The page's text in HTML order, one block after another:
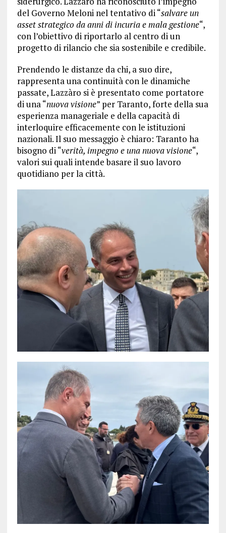
del Governo Meloni nel tentativo di “salvare un
asset strategico da anni di incuria e mala gestione“,
con l’obiettivo di riportarlo al centro di un
progetto di rilancio che sia sostenibile e credibile.
Prendendo le distanze da chi, a suo dire,
rappresenta una continuità con le dinamiche
passate, Lazzàro si è presentato come portatore
di una “nuova visione” per Taranto, forte della sua
esperienza manageriale e della capacità di
interloquire efficacemente con le istituzioni
nazionali. Il suo messaggio è chiaro: Taranto ha
bisogno di “verità, impegno e una nuova visione“,
valori sui quali intende basare il suo lavoro
quotidiano per la città.